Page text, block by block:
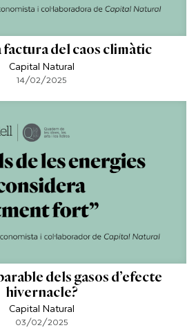
factura del caos climàtic
Capital Natural
14/02/2025
dels gasos d’efecte
hivernacle?
Capital Natural
03/02/2025